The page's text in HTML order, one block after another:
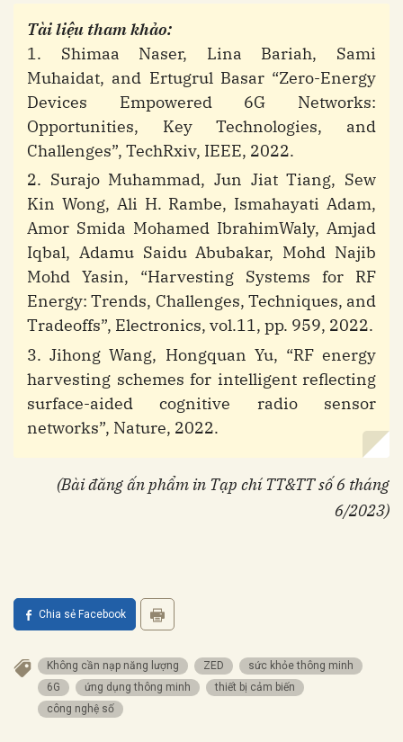
Tài liệu tham khảo:
1. Shimaa Naser, Lina Bariah, Sami
Muhaidat, and Ertugrul Basar “Zero-Energy
Devices Empowered 6G Networks:
Opportunities, Key Technologies, and
Challenges”, TechRxiv, IEEE, 2022.
2. Surajo Muhammad, Jun Jiat Tiang, Sew
Kin Wong, Ali H. Rambe, Ismahayati Adam,
Amor Smida Mohamed IbrahimWaly, Amjad
Iqbal, Adamu Saidu Abubakar, Mohd Najib
Mohd Yasin, “Harvesting Systems for RF
Energy: Trends, Challenges, Techniques, and
Tradeoffs”, Electronics, vol.11, pp. 959, 2022.
3. Jihong Wang, Hongquan Yu, “RF energy
harvesting schemes for intelligent reflecting
surface-aided cognitive radio sensor
networks”, Nature, 2022.
(Bài đăng ấn phẩm in Tạp chí TT&TT số 6 tháng
6/2023)
Chia sẻ Facebook
Không cần nạp năng lượng ZED
sức khỏe thông minh
6G
ứng dụng thông minh
thiết bị cảm biến
công nghệ số